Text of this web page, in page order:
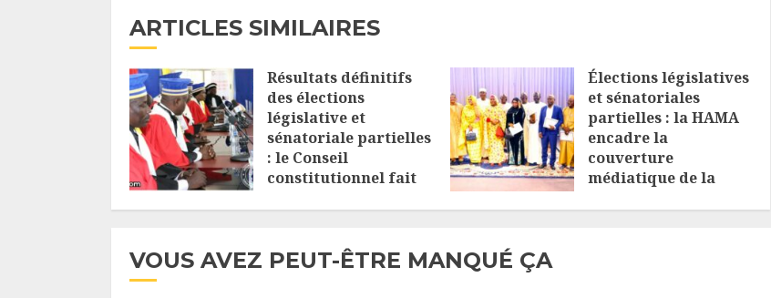
ARTICLES SIMILAIRES
Résultats définitifs
des élections
législative et
sénatoriale partielles
: le Conseil
constitutionnel fait
Élections législatives
et sénatoriales
partielles : la HAMA
encadre la
couverture
médiatique de la
VOUS AVEZ PEUT-ÊTRE MANQUÉ ÇA